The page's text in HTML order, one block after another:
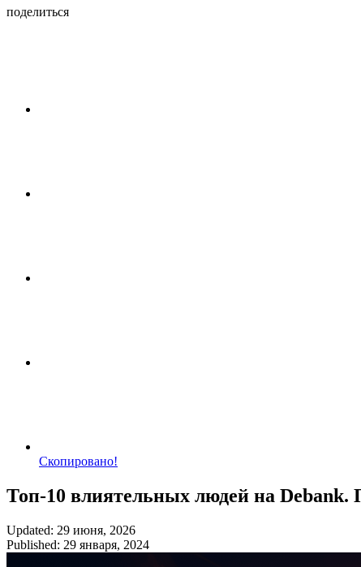
поделиться
Скопировано!
Топ-10 влиятельных людей на Debank.
Updated: 29 июня, 2026
Published: 29 января, 2024